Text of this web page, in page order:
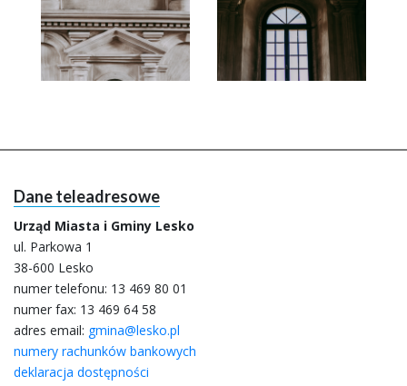
Dane teleadresowe
Urząd Miasta i Gminy Lesko
ul. Parkowa 1
38-600 Lesko
numer telefonu: 13 469 80 01
numer fax: 13 469 64 58
adres email: gmina@lesko.pl
numery rachunków bankowych
deklaracja dostępności